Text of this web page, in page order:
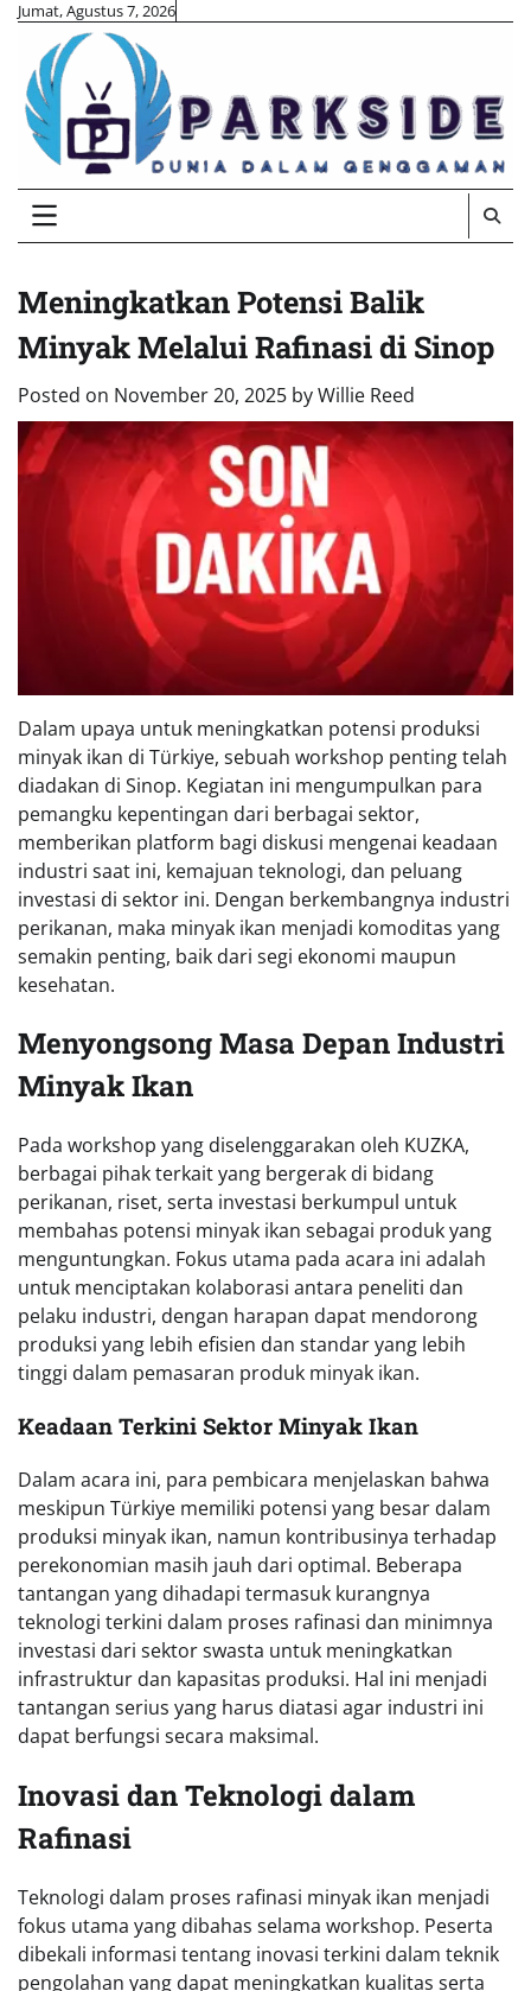
Skip
content
Jumat, Agustus 7, 2026
Meningkatkan Potensi Balik
Minyak Melalui Rafinasi di Sinop
Posted on November 20, 2025 byWillie Reed
Dalam upaya untuk meningkatkan potensi produksi
minyak ikan di Türkiye, sebuah workshop penting telah
diadakan di Sinop. Kegiatan ini mengumpulkan para
pemangku kepentingan dari berbagai sektor,
memberikan platform bagi diskusi mengenai keadaan
industri saat ini, kemajuan teknologi, dan peluang
investasi di sektor ini. Dengan berkembangnya industri
perikanan, maka minyak ikan menjadi komoditas yang
semakin penting, baik dari segi ekonomi maupun
kesehatan.
Menyongsong Masa Depan Industri
Minyak Ikan
Pada workshop yang diselenggarakan oleh KUZKA,
berbagai pihak terkait yang bergerak di bidang
perikanan, riset, serta investasi berkumpul untuk
membahas potensi minyak ikan sebagai produk yang
menguntungkan. Fokus utama pada acara ini adalah
untuk menciptakan kolaborasi antara peneliti dan
pelaku industri, dengan harapan dapat mendorong
produksi yang lebih efisien dan standar yang lebih
tinggi dalam pemasaran produk minyak ikan.
Keadaan Terkini Sektor Minyak Ikan
Dalam acara ini, para pembicara menjelaskan bahwa
meskipun Türkiye memiliki potensi yang besar dalam
produksi minyak ikan, namun kontribusinya terhadap
perekonomian masih jauh dari optimal. Beberapa
tantangan yang dihadapi termasuk kurangnya
teknologi terkini dalam proses rafinasi dan minimnya
investasi dari sektor swasta untuk meningkatkan
infrastruktur dan kapasitas produksi. Hal ini menjadi
tantangan serius yang harus diatasi agar industri ini
dapat berfungsi secara maksimal.
Inovasi dan Teknologi dalam
Rafinasi
Teknologi dalam proses rafinasi minyak ikan menjadi
fokus utama yang dibahas selama workshop. Peserta
dibekali informasi tentang inovasi terkini dalam teknik
pengolahan yang dapat meningkatkan kualitas serta